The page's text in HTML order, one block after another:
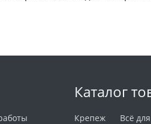
Каталог
Крепеж Всё